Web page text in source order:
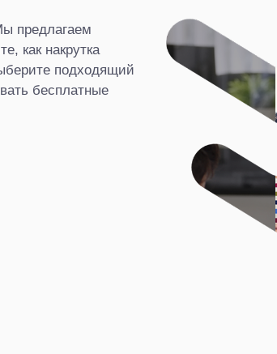
предлагаем
как накрутка
подходящий
бесплатные